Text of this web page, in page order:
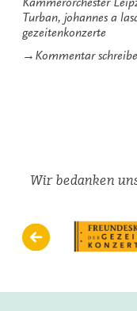
Turban, johannes a
gezeitenkonzerte
→ Kommentar
Wir bedanken